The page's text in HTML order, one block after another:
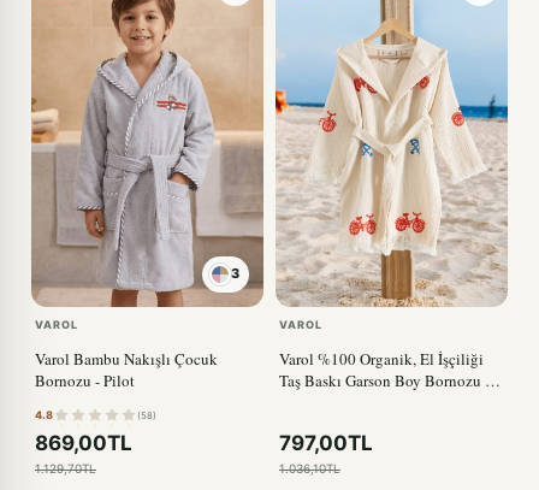
3
VAROL
Varol Bambu Nakışlı Çocuk
Bornozu - Pilot
4.8 (58)
869,00TL
1.129,70TL
VAROL
Varol %100 Organik, El İşçiliği
Taş Baskı Garson Boy Bornozu -
797,00TL
1.036,10TL